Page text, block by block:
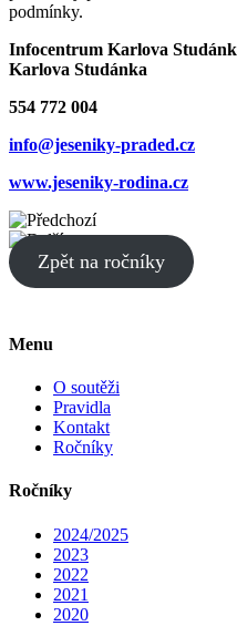
podmínky.
Infocentrum Karlova
Karlova Studánka
554 772 004
info@jeseniky-praded.cz
www.jeseniky-rodina.cz
Zpět na ročníky
Menu
O soutěži
Pravidla
Kontakt
Ročníky
Ročníky
2024/2025
2023
2022
2021
2020